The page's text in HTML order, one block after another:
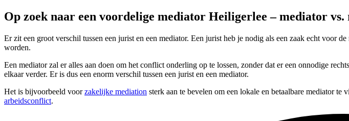
Op zoek naar een voordelige mediator Heiligerlee – mediator vs.
Er zit een groot verschil tussen een jurist en een mediator. Een jurist heb je nodig als een zaak echt voor
worden.
Een mediator zal er alles aan doen om het conflict onderling op te lossen, zonder dat er een onnodige
elkaar verder. Er is dus een enorm verschil tussen een jurist en een mediator.
Het is bijvoorbeeld voorzakelijke mediation sterk aan te bevelen om een lokale en betaalbare mediator
arbeidsconflict.